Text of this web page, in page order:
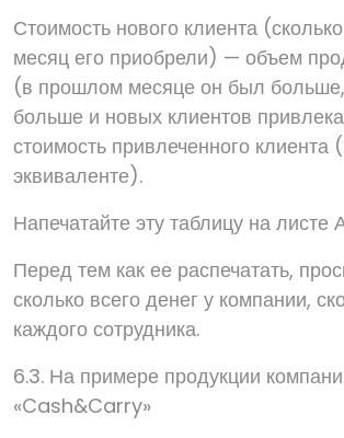
Стоимость нового клиента
месяц его приобрели) — объем
(в прошлом месяце он был больше,
больше и новых клиентов
стоимость привлеченного
эквиваленте).
Напечатайте эту таблицу на листе
Перед тем как ее распечатать,
сколько всего денег у компании,
каждого сотрудника.
6.3. На примере продукции
«Cash&Carry»